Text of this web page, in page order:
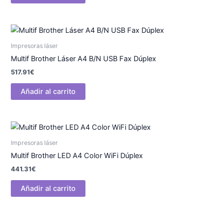
Impresoras láser
Multif Brother Láser A4 B/N USB Fax Dúplex
517.91€
Añadir al carrito
Impresoras láser
Multif Brother LED A4 Color WiFi Dúplex
441.31€
Añadir al carrito